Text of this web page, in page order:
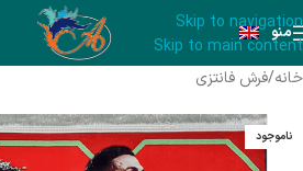
Skip to navigation
Skip to main content
منو
خانه/فرش فانتزی
ناموجود